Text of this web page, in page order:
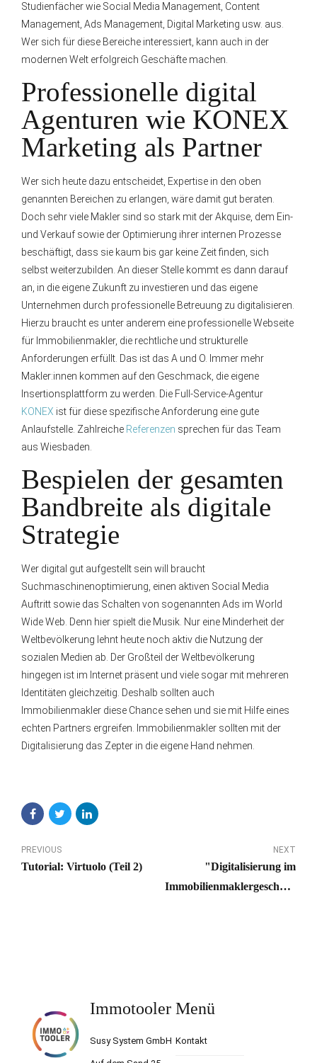
Studienfächer wie Social Media Management, Content
Management, Ads Management, Digital Marketing usw. aus.
Wer sich für diese Bereiche interessiert, kann auch in der
modernen Welt erfolgreich Geschäfte machen.
Professionelle digital
Agenturen wie KONEX
Marketing als Partner
Wer sich heute dazu entscheidet, Expertise in den oben
genannten Bereichen zu erlangen, wäre damit gut beraten.
Doch sehr viele Makler sind so stark mit der Akquise, dem Ein-
und Verkauf sowie der Optimierung ihrer internen Prozesse
beschäftigt, dass sie kaum bis gar keine Zeit finden, sich
selbst weiterzubilden. An dieser Stelle kommt es dann darauf
an, in die eigene Zukunft zu investieren und das eigene
Unternehmen durch professionelle Betreuung zu digitalisieren.
Hierzu braucht es unter anderem eine professionelle Webseite
für Immobilienmakler, die rechtliche und strukturelle
Anforderungen erfüllt. Das ist das A und O. Immer mehr
Makler:innen kommen auf den Geschmack, die eigene
Insertionsplattform zu werden. Die Full-Service-Agentur
KONEX ist für diese spezifische Anforderung eine gute
Anlaufstelle. Zahlreiche Referenzen sprechen für das Team
aus Wiesbaden.
Bespielen der gesamten
Bandbreite als digitale
Strategie
Wer digital gut aufgestellt sein will braucht
Suchmaschinenoptimierung, einen aktiven Social Media
Auftritt sowie das Schalten von sogenannten Ads im World
Wide Web. Denn hier spielt die Musik. Nur eine Minderheit der
Weltbevölkerung lehnt heute noch aktiv die Nutzung der
sozialen Medien ab. Der Großteil der Weltbevölkerung
hingegen ist im Internet präsent und viele sogar mit mehreren
Identitäten gleichzeitig. Deshalb sollten auch
Immobilienmakler diese Chance sehen und sie mit Hilfe eines
echten Partners ergreifen. Immobilienmakler sollten mit der
Digitalisierung das Zepter in die eigene Hand nehmen.
PREVIOUS
Tutorial: Virtuolo (Teil 2)
NEXT
"Digitalisierung im
Immobilienmaklergeschäft:
Immotooler
Susy System GmbH
Menü
Kontakt